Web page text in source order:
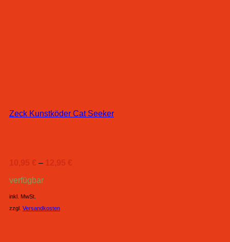
Zeck Kunstköder Cat Seeker
10,95 € – 12,95 €
verfügbar
inkl. MwSt.
zzgl. Versandkosten